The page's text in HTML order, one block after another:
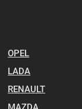
OPEL
LADA
RENAULT